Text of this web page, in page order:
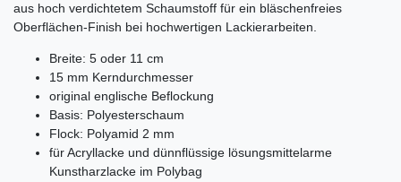
aus hoch verdichtetem Schaumstoff für ein bläschenfreies
Oberflächen-Finish bei hochwertigen Lackierarbeiten.
Breite: 5 oder 11 cm
15 mm Kerndurchmesser
original englische Beflockung
Basis: Polyesterschaum
Flock: Polyamid 2 mm
für Acryllacke und dünnflüssige lösungsmittelarme
Kunstharzlacke im Polybag